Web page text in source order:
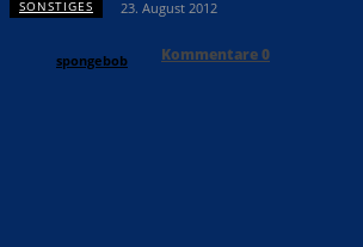
SONSTIGES 23. August 2012
spongebob Kommentare0